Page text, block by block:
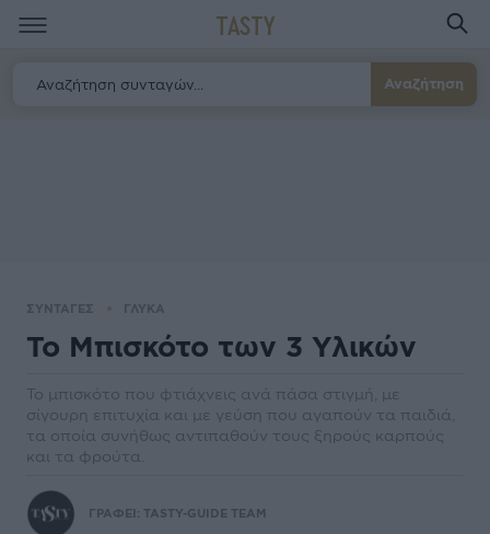
TASTY
Αναζήτηση
ΣΥΝΤΑΓΕΣ ΓΛΥΚΑ
Το Μπισκότο των 3 Υλικών
Το μπισκότο που φτιάχνεις ανά πάσα στιγμή, με
σίγουρη επιτυχία και με γεύση που αγαπούν τα παιδιά,
τα οποία συνήθως αντιπαθούν τους ξηρούς καρπούς
και τα φρούτα.
ΓΡΑΦΕΙ: TASTY-GUIDE TEAM